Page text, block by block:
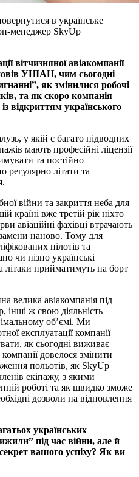
в українське
менеджер SkyUp
вітчизняної авіакомпанії
УНІАН, чим сьогодні
як змінилися робочі
та як скоро компанія
відкриттям українського
у якій є багато підводних
мають професійні ліцензії
та постійно
регулярно літати та
війни та закриття неба для
країні вже третій рік ніхто
авіаційні фахівці втрачають
наново. Тому для
пілотів та
чи пізно українські
літаки прийматимуть на борт
велика авіакомпанія під
інші ж свою діяльність
обʼємі. Ми
експлуатації компанії
як сьогодні виживає
довелося змінити
польотів, як SkyUp
екіпажу, з якими
роботі та як швидко зможе
дозволи на відновлення
українських
під час війни, але й
вашого успіху? Як ви